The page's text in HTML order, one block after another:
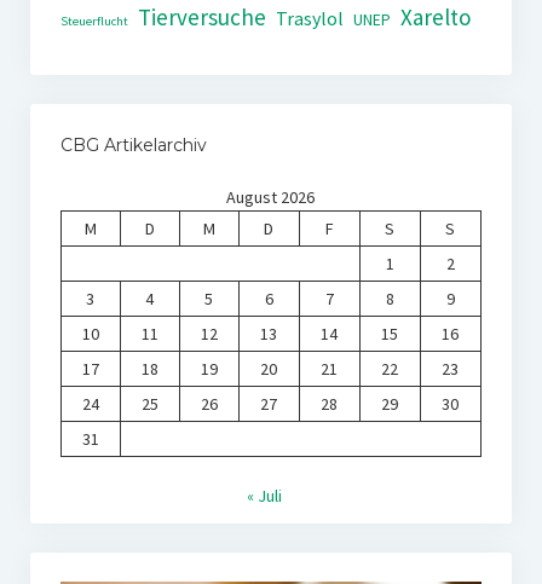
Steuerflucht Tierversuche Trasylol UNEP Xarelto
CBG Artikelarchiv
August 2026
M
D M D F S
S
1
2
3
4 5 6 7 8
9
10
11 12 13 14 15
16
17
18 19 20 21 22
23
24
25 26 27 28 29
30
31
« Juli